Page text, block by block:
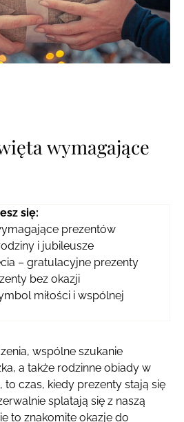
wymagające
się:
prezentów
i jubileusze
– gratulacyjne prezenty
bez okazji
miłości i wspólnej
wspólne szukanie
a także rodzinne obiady w
to czas, kiedy prezenty stają się
splatają się z naszą
to znakomite okazje do